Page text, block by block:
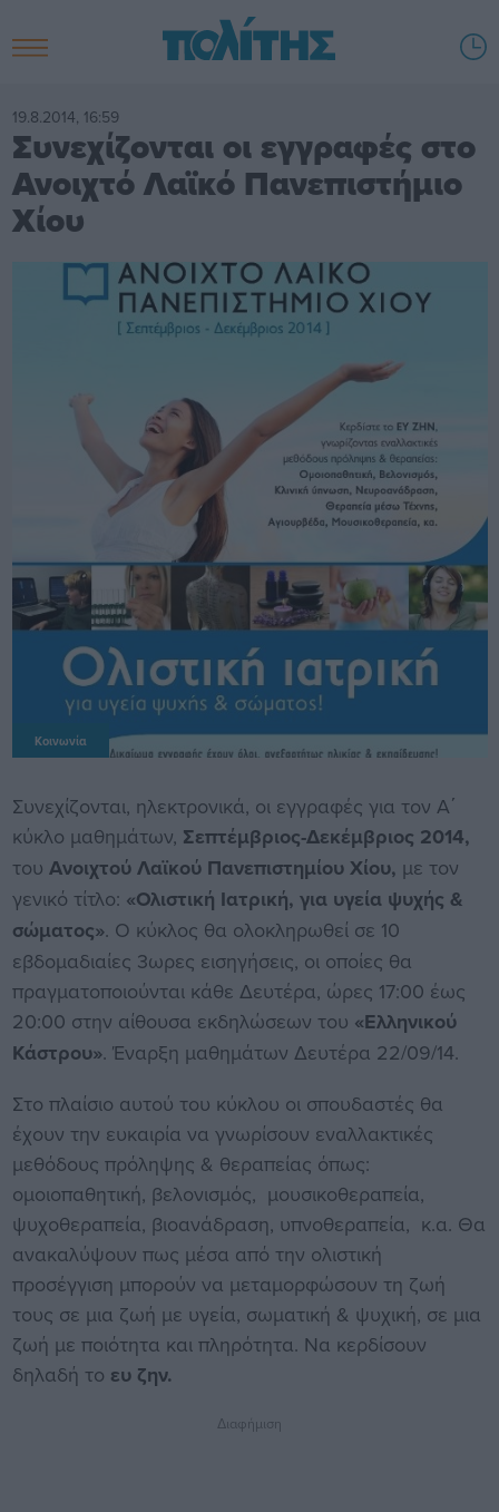
19.8.2014, 16:59
Συνεχίζονται οι εγγραφές στο
Ανοιχτό Λαϊκό Πανεπιστήμιο
Χίου
Κοινωνία
Συνεχίζονται, ηλεκτρονικά, οι εγγραφές για τον Α΄
κύκλο μαθημάτων, Σεπτέμβριος-Δεκέμβριος 2014,
του Ανοιχτού Λαϊκού Πανεπιστημίου Χίου, με τον
γενικό τίτλο: «Ολιστική Ιατρική, για υγεία ψυχής &
σώματος». Ο κύκλος θα ολοκληρωθεί σε 10
εβδομαδιαίες 3ωρες εισηγήσεις, οι οποίες θα
πραγματοποιούνται κάθε Δευτέρα, ώρες 17:00 έως
20:00 στην αίθουσα εκδηλώσεων του «Ελληνικού
Κάστρου». Έναρξη μαθημάτων Δευτέρα 22/09/14.
Στο πλαίσιο αυτού του κύκλου οι σπουδαστές θα
έχουν την ευκαιρία να γνωρίσουν εναλλακτικές
μεθόδους πρόληψης & θεραπείας όπως:
ομοιοπαθητική, βελονισμός, μουσικοθεραπεία,
ψυχοθεραπεία, βιοανάδραση, υπνοθεραπεία, κ.α. Θα
ανακαλύψουν πως μέσα από την ολιστική
προσέγγιση μπορούν να μεταμορφώσουν τη ζωή
τους σε μια ζωή με υγεία, σωματική & ψυχική, σε μια
ζωή με ποιότητα και πληρότητα. Να κερδίσουν
δηλαδή το ευ ζην.
Διαφήμιση